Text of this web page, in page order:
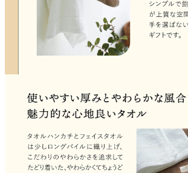
内祝い 出産祝い
季節イベント特集
会社概要
ドメイン指定受信について
お問合せ